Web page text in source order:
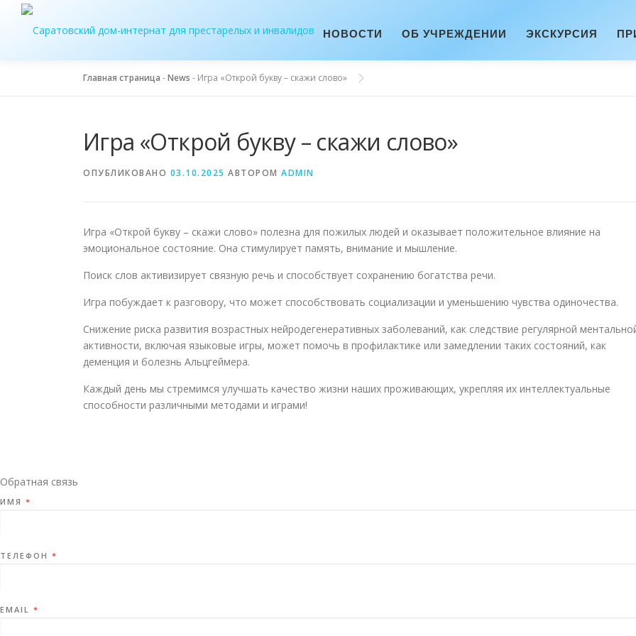
Перейти
содержимому
НОВОСТИ ОБ УЧРЕЖДЕНИИ ЭКСКУРСИЯ
Главная страница -News - Игра «Открой букву – скажи слово»
Игра «Открой букву – скажи слово»
ОПУБЛИКОВАНО 03.10.2025 АВТОРОМ ADMIN
Игра «Открой букву – скажи слово» полезна для пожилых людей и оказывает положительное влияние на
эмоциональное состояние. Она стимулирует память, внимание и мышление.
Поиск слов активизирует связную речь и способствует сохранению богатства речи.
Игра побуждает к разговору, что может способствовать социализации и уменьшению чувства одиночества.
Снижение риска развития возрастных нейродегенеративных заболеваний, как следствие регулярной
активности, включая языковые игры, может помочь в профилактике или замедлении таких состояний, как
деменция и болезнь Альцгеймера.
Каждый день мы стремимся улучшать качество жизни наших проживающих, укрепляя их интеллектуальные
способности различными методами и играми!
Обратная связь
ИМЯ *
ТЕЛЕФОН *
EMAIL *